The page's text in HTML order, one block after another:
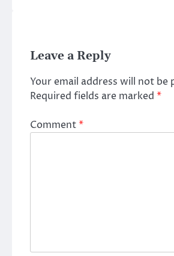
Leave a Reply
Your email address will not be
Required fields are marked *
Comment*